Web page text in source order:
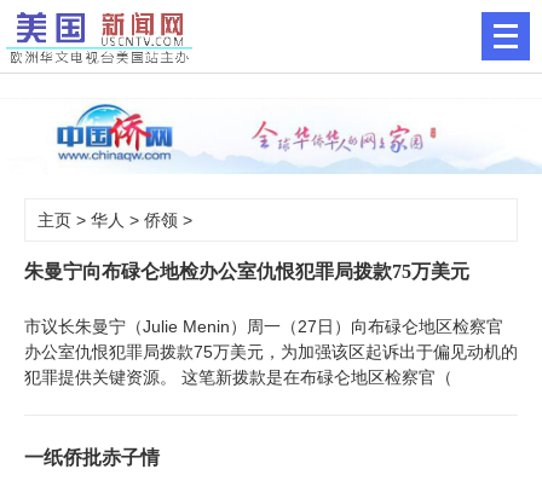
主页 > 华人 > 侨领 >
朱曼宁向布碌仑地检办公室仇恨犯罪局拨款75万美元
市议长朱曼宁（Julie Menin）周一（27日）向布碌仑地区检察官
办公室仇恨犯罪局拨款75万美元，为加强该区起诉出于偏见动机的
犯罪提供关键资源。 这笔新拨款是在布碌仑地区检察官（
一纸侨批赤子情